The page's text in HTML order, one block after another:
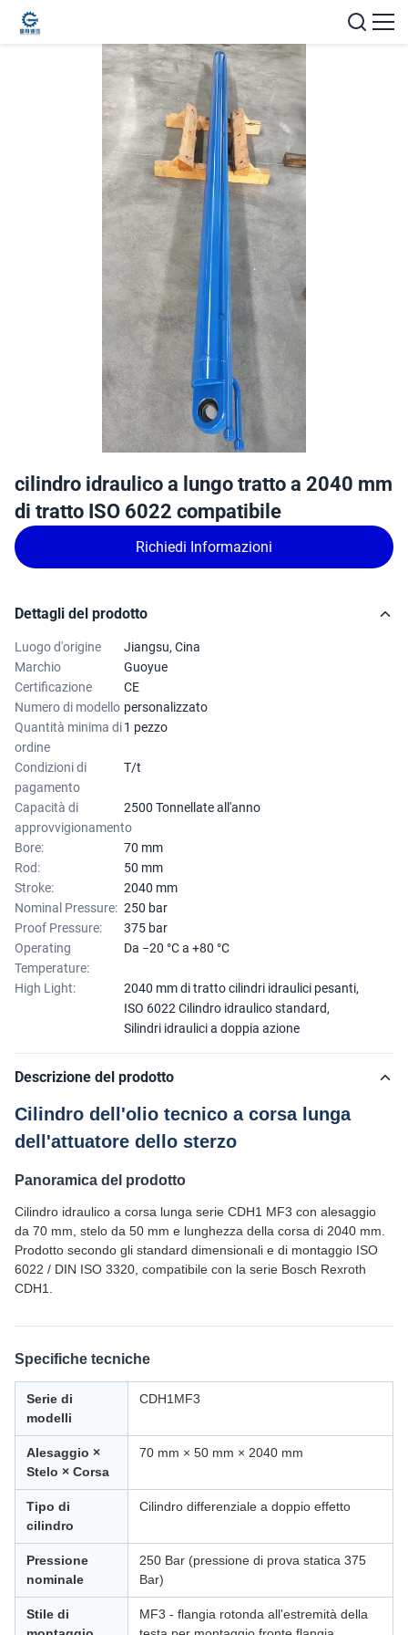
cilindro idraulico a lungo tratto a 2040 mm
di tratto ISO 6022 compatibile
Richiedi Informazioni
Dettagli del prodotto
Luogo d'origine
Jiangsu, Cina
Marchio
Guoyue
Certificazione
CE
Numero di modello personalizzato
Quantità minima di
ordine
1 pezzo
Condizioni di
pagamento
T/t
Capacità di
approvvigionamento
2500 Tonnellate all'anno
Bore:
70 mm
Rod:
50 mm
Stroke:
2040 mm
Nominal Pressure: 250 bar
Proof Pressure:
375 bar
Operating
Temperature:
Da −20 °C a +80 °C
High Light: 2040 mm di tratto cilindri idraulici pesanti,
ISO 6022 Cilindro idraulico standard,
Silindri idraulici a doppia azione
Descrizione del prodotto
Cilindro dell'olio tecnico a corsa lunga
dell'attuatore dello sterzo
Panoramica del prodotto
Cilindro idraulico a corsa lunga serie CDH1 MF3 con alesaggio
da 70 mm, stelo da 50 mm e lunghezza della corsa di 2040 mm.
Prodotto secondo gli standard dimensionali e di montaggio ISO
6022 / DIN ISO 3320, compatibile con la serie Bosch Rexroth
CDH1.
Specifiche tecniche
Serie di
modelli
CDH1MF3
Alesaggio ×
Stelo × Corsa
70 mm × 50 mm × 2040 mm
Tipo di
cilindro
Cilindro differenziale a doppio effetto
Pressione
nominale
250 Bar (pressione di prova statica 375
Bar)
Stile di
MF3 - flangia rotonda all'estremità della